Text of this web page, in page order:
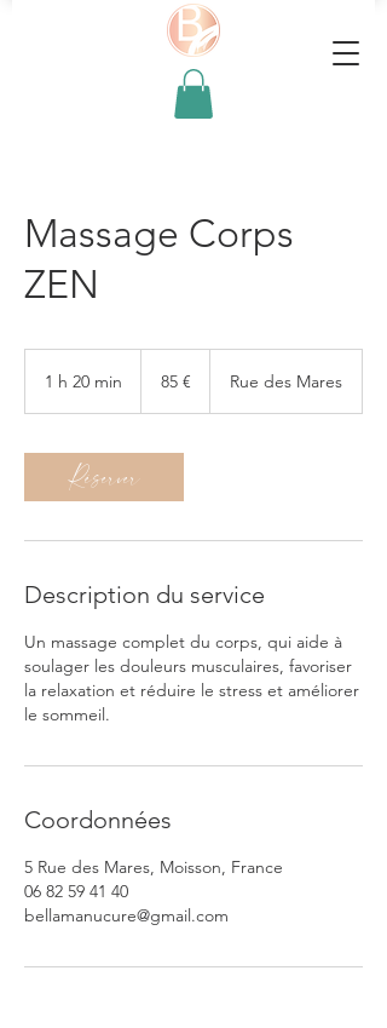
Massage Corps
ZEN
1 h 20 min
m
i
n
85 € Rue des Mares
Réserver
Description du service
Un massage complet du corps, qui aide à
soulager les douleurs musculaires, favoriser
la relaxation et réduire le stress et améliorer
le sommeil.
Coordonnées
5 Rue des Mares, Moisson, France
06 82 59 41 40
bellamanucure@gmail.com